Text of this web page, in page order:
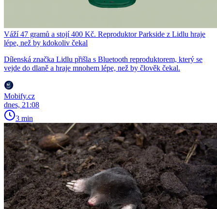
Váží 47 gramů a stojí 400 Kč. Reproduktor Parkside z Lidlu hraje
lépe, než by kdokoliv čekal
Dílenská značka Lidlu přišla s Bluetooth reproduktorem, který se
vejde do dlaně a hraje mnohem lépe, než by člověk čekal.
Mobify.cz
dnes, 21:08
3 min